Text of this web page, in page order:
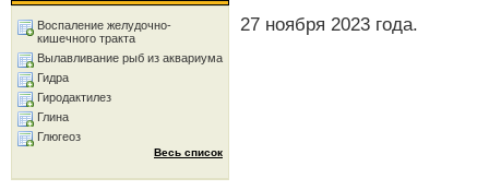
27 ноября 2023 года.
Воспаление желудочно-
кишечного тракта
Вылавливание рыб из аквариума
Гидра
Гиродактилез
Глина
Глюгеоз
Весь список